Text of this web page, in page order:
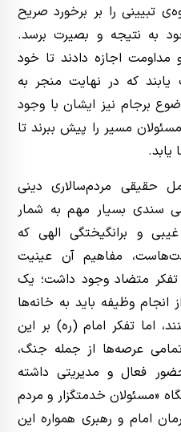
تبیینی را بر برخورد صریح
به نتیجه و بصیرت برسد.
88 با صبر و مداومت اجازه دادند تا خود
که در نهایت منجر به
برجام نیز ایشان با وجود
مسیر را پیش ببرند تا
یابد.
حقیقی مردم‌سالاری دینی
سندی بسیار مهم به شمار
و برانگیختگی الهی که
مفاهیم آن عینیت
تفکر متضاد وجود داشت؛ یک
وظیفه باید به خانه‌ها
اما تفکر امام (ره) بر این
عرصه‌ها از جمله جنگ،
فعال و مدیریتی داشته
«مسئولان خدمتگزار و مردم
امام و رهبری همواره این